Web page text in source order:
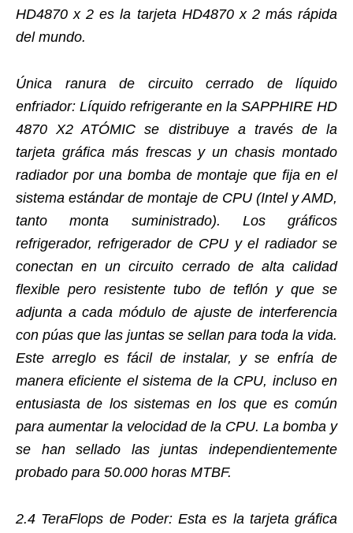
HD4870 x 2 es la tarjeta HD4870 x 2 más rápida
del mundo.
Única ranura de circuito cerrado de líquido
enfriador: Líquido refrigerante en la SAPPHIRE HD
4870 X2 ATÓMIC se distribuye a través de la
tarjeta gráfica más frescas y un chasis montado
radiador por una bomba de montaje que fija en el
sistema estándar de montaje de CPU (Intel y AMD,
tanto monta suministrado). Los gráficos
refrigerador, refrigerador de CPU y el radiador se
conectan en un circuito cerrado de alta calidad
flexible pero resistente tubo de teflón y que se
adjunta a cada módulo de ajuste de interferencia
con púas que las juntas se sellan para toda la vida.
Este arreglo es fácil de instalar, y se enfría de
manera eficiente el sistema de la CPU, incluso en
entusiasta de los sistemas en los que es común
para aumentar la velocidad de la CPU. La bomba y
se han sellado las juntas independientemente
probado para 50.000 horas MTBF.
2.4 TeraFlops de Poder: Esta es la tarjeta gráfica